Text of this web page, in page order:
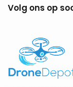
Volg ons op